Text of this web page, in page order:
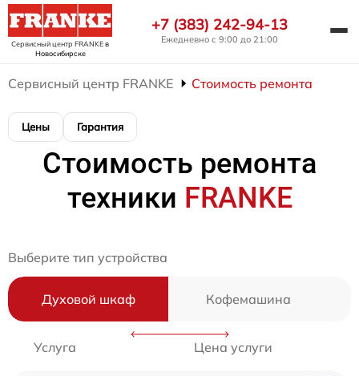
Сервисный центр FRANKEв
Новосибирске
+7 (383) 242-94-13
Ежедневно с 9:00 до 21:00
Сервисный центр FRANKE Стоимость ремонта
Цены Гарантия
Стоимость ремонта
техники FRANKE
Выберите тип устройства
Духовой шкаф Кофемашина
Услуга Цена услуги